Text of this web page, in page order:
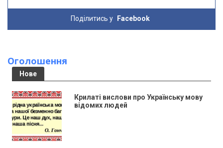
Поділитись у Facebook
Оголошення
Нове
Крилаті вислови про Українську мову
відомих людей